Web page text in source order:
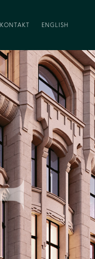
KONTAKT ENGLISH